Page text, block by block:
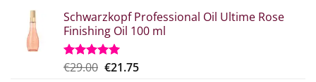
Schwarzkopf Professional Oil Ultime Rose
Finishing Oil 100 ml
Βαθμολογήθηκε
€29.00 Original
€21.75Η